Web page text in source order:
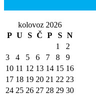
kolovoz 2026
P U S Č P S N
1
2
3
4 5 6 7 8
9
10 11 12 13 14 15 16
17 18 19 20 21 22 23
24 25 26 27 28 29 30